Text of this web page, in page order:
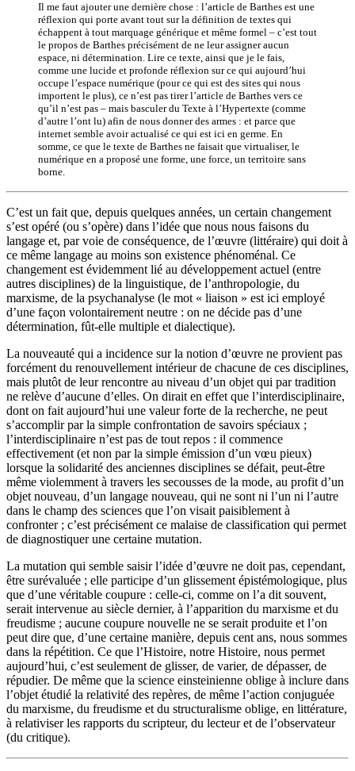
Il me faut ajouter une dernière chose : l’article de Barthes est une
réflexion qui porte avant tout sur la définition de textes qui
échappent à tout marquage générique et même formel – c’est tout
le propos de Barthes précisément de ne leur assigner aucun
espace, ni détermination. Lire ce texte, ainsi que je le fais,
comme une lucide et profonde réflexion sur ce qui aujourd’hui
occupe l’espace numérique (pour ce qui est des sites qui nous
importent le plus), ce n’est pas tirer l’article de Barthes vers ce
qu’il n’est pas – mais basculer du Texte à l’Hypertexte (comme
d’autre l’ont lu) afin de nous donner des armes : et parce que
internet semble avoir actualisé ce qui est ici en germe. En
somme, ce que le texte de Barthes ne faisait que virtualiser, le
numérique en a proposé une forme, une force, un territoire sans
borne.
C’est un fait que, depuis quelques années, un certain changement
s’est opéré (ou s’opère) dans l’idée que nous nous faisons du
langage et, par voie de conséquence, de l’œuvre (littéraire) qui doit à
ce même langage au moins son existence phénoménal. Ce
changement est évidemment lié au développement actuel (entre
autres disciplines) de la linguistique, de l’anthropologie, du
marxisme, de la psychanalyse (le mot « liaison » est ici employé
d’une façon volontairement neutre : on ne décide pas d’une
détermination, fût-elle multiple et dialectique).
La nouveauté qui a incidence sur la notion d’œuvre ne provient pas
forcément du renouvellement intérieur de chacune de ces disciplines,
mais plutôt de leur rencontre au niveau d’un objet qui par tradition
ne relève d’aucune d’elles. On dirait en effet que l’interdisciplinaire,
dont on fait aujourd’hui une valeur forte de la recherche, ne peut
s’accomplir par la simple confrontation de savoirs spéciaux ;
l’interdisciplinaire n’est pas de tout repos : il commence
effectivement (et non par la simple émission d’un vœu pieux)
lorsque la solidarité des anciennes disciplines se défait, peut-être
même violemment à travers les secousses de la mode, au profit d’un
objet nouveau, d’un langage nouveau, qui ne sont ni l’un ni l’autre
dans le champ des sciences que l’on visait paisiblement à
confronter ; c’est précisément ce malaise de classification qui permet
de diagnostiquer une certaine mutation.
La mutation qui semble saisir l’idée d’œuvre ne doit pas, cependant,
être surévaluée ; elle participe d’un glissement épistémologique, plus
que d’une véritable coupure : celle-ci, comme on l’a dit souvent,
serait intervenue au siècle dernier, à l’apparition du marxisme et du
freudisme ; aucune coupure nouvelle ne se serait produite et l’on
peut dire que, d’une certaine manière, depuis cent ans, nous sommes
dans la répétition. Ce que l’Histoire, notre Histoire, nous permet
aujourd’hui, c’est seulement de glisser, de varier, de dépasser, de
répudier. De même que la science einsteinienne oblige à inclure dans
l’objet étudié la relativité des repères, de même l’action conjuguée
du marxisme, du freudisme et du structuralisme oblige, en littérature,
à relativiser les rapports du scripteur, du lecteur et de l’observateur
(du critique).